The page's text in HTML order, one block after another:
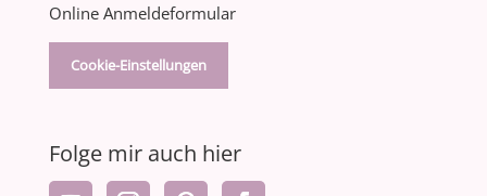
Online Anmeldeformular
Cookie-Einstellungen
Folge mir auch hier